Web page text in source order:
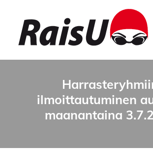
ilmoittautuminen
maanantaina